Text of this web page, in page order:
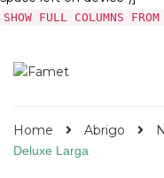
SHOW FULL COLUMNS
Home Abrigo
Deluxe Larga